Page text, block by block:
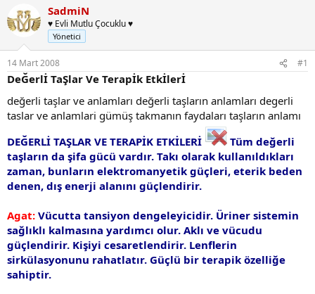
n
b
u
y
u
b
a
ş
l
a
a
n
ş
a
n
ı
ç
r
h
i
SadmiN
♥ Evli Mutlu Çocuklu ♥
Yönetici
14 Mart 2008 #1
DeĞerlİ TaŞlar Ve Terapİk Etkİlerİ
değerli taşlar ve anlamları değerli taşların anlamları degerli
taslar ve anlamlari gümüş takmanın faydaları taşların anlamı
DEĞERLİ TAŞLAR VE TERAPİK ETKİLERİ
Tüm değerli
taşların da şifa gücü vardır. Takı olarak kullanıldıkları
zaman, bunların elektromanyetik güçleri, eterik beden
denen, dış enerji alanını güçlendirir.
Agat: Vücutta tansiyon dengeleyicidir. Üriner sistemin
sağlıklı kalmasına yardımcı olur. Aklı ve vücudu
güçlendirir. Kişiyi cesaretlendirir. Lenflerin
sirkülasyonunu rahatlatır. Güçlü bir terapik özelliğe
sahiptir.